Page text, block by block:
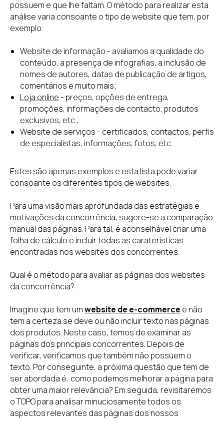
possuem e que lhe faltam. O método para realizar esta
análise varia consoante o tipo de website que tem, por
exemplo:
Website de informação - avaliamos a qualidade do
conteúdo, a presença de infografias, a inclusão de
nomes de autores, datas de publicação de artigos,
comentários e muito mais;
Loja online - preços, opções de entrega,
promoções, informações de contacto, produtos
exclusivos, etc.;
Website de serviços - certificados, contactos, perfis
de especialistas, informações, fotos, etc.
Estes são apenas exemplos e esta lista pode variar
consoante os diferentes tipos de websites.
Para uma visão mais aprofundada das estratégias e
motivações da concorrência, sugere-se a comparação
manual das páginas. Para tal, é aconselhável criar uma
folha de cálculo e incluir todas as caraterísticas
encontradas nos websites dos concorrentes.
Qual é o método para avaliar as páginas dos websites
da concorrência?
Imagine que tem umwebsite de e-commerce e não
tem a certeza se deve ou não incluir texto nas páginas
dos produtos. Neste caso, temos de examinar as
páginas dos principais concorrentes. Depois de
verificar, verificamos que também não possuem o
texto. Por conseguinte, a próxima questão que tem de
ser abordada é: como podemos melhorar a página para
obter uma maior relevância? Em seguida, revisitaremos
o TOPO para analisar minuciosamente todos os
aspectos relevantes das páginas dos nossos